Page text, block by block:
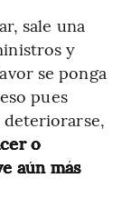
sale una
y
se ponga
pues
deteriorarse,
o
aún más